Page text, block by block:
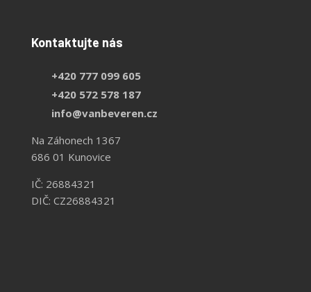
Kontaktujte nás
+420 777 099 605
+420 572 578 187
info@vanbeveren.cz
Na Záhonech 1367
686 01 Kunovice
IČ: 26884321
DIČ: CZ26884321